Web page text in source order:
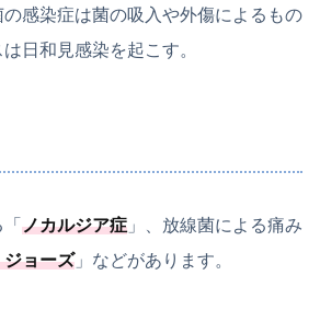
感染症は菌の吸入や外傷によるもの
日和見感染を起こす。
ノカルジア症 」、放線菌による痛み
ジョーズ」などがあります。